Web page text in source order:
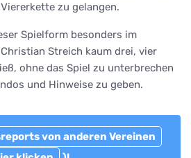
zu gelangen.
Spielform besonders im
Streich kaum drei, vier
ohne das Spiel zu unterbrechen
und Hinweise zu geben.
von anderen Vereinen